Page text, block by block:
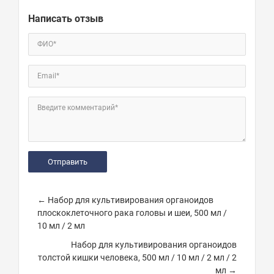
Написать отзыв
ФИО*
Email*
Введите комментарий*
← Набор для культивирования органоидов
плоскоклеточного рака головы и шеи, 500 мл /
10 мл / 2 мл
Набор для культивирования органоидов
толстой кишки человека, 500 мл / 10 мл / 2 мл / 2
мл →